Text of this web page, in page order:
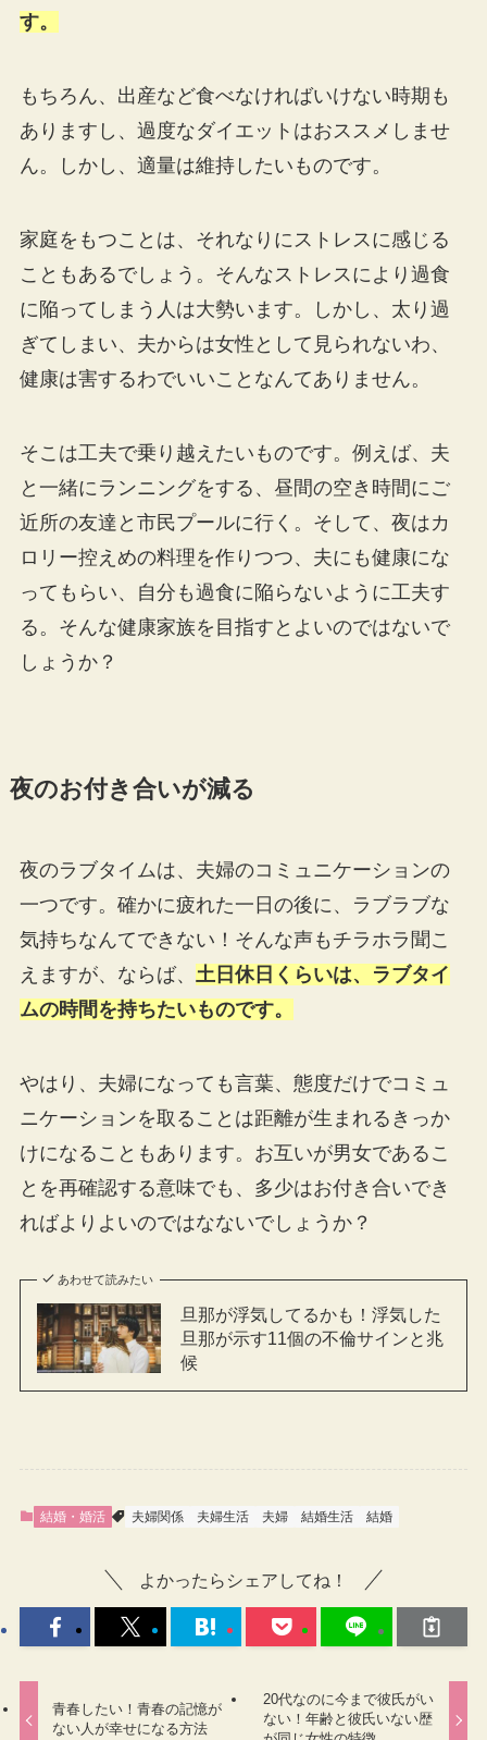
す。
もちろん、出産など食べなければいけない時期も
ありますし、過度なダイエットはおススメしませ
ん。しかし、適量は維持したいものです。
家庭をもつことは、それなりにストレスに感じる
こともあるでしょう。そんなストレスにより過食
に陥ってしまう人は大勢います。しかし、太り過
ぎてしまい、夫からは女性として見られないわ、
健康は害するわでいいことなんてありません。
そこは工夫で乗り越えたいものです。例えば、夫
と一緒にランニングをする、昼間の空き時間にご
近所の友達と市民プールに行く。そして、夜はカ
ロリー控えめの料理を作りつつ、夫にも健康にな
ってもらい、自分も過食に陥らないように工夫す
る。そんな健康家族を目指すとよいのではないで
しょうか？
夜のお付き合いが減る
夜のラブタイムは、夫婦のコミュニケーションの
一つです。確かに疲れた一日の後に、ラブラブな
気持ちなんてできない！そんな声もチラホラ聞こ
えますが、ならば、
土日休日くらいは、ラブタイ
ムの時間を持ちたいものです。
やはり、夫婦になっても言葉、態度だけでコミュ
ニケーションを取ることは距離が生まれるきっか
けになることもあります。お互いが男女であるこ
とを再確認する意味でも、多少はお付き合いでき
ればよりよいのではなないでしょうか？
あわせて読みたい
旦那が浮気してるかも！浮気した
旦那が示す11個の不倫サインと兆
候
結婚・婚活 夫婦関係 夫婦生活 夫婦 結婚生活 結婚
よかったらシェアしてね！
青春したい！青春の記憶が
ない人が幸せになる方法
20代なのに今まで彼氏がい
ない！年齢と彼氏いない歴